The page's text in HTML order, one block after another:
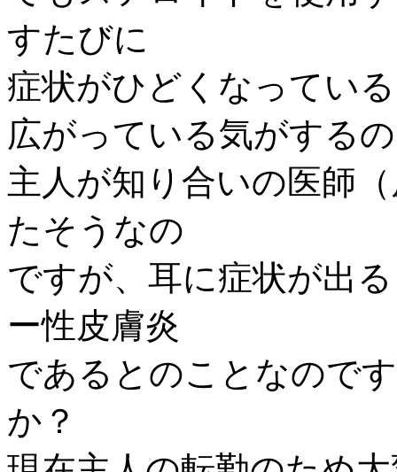
すたびに
症状がひどくなってい
広がっている気がする
主人が知り合いの医師
たそうなの
ですが、耳に症状が出
ー性皮膚炎
であるとのことなので
か？